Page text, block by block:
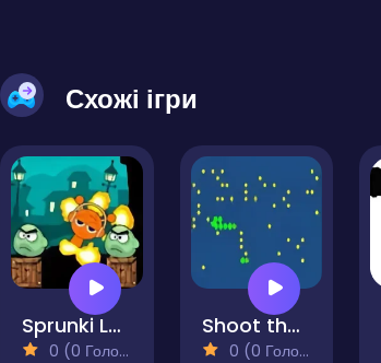
Схожі ігри
Sprunki Launch
0 (0 Голосів)
Shoot the Stars
0 (0 Голосів)